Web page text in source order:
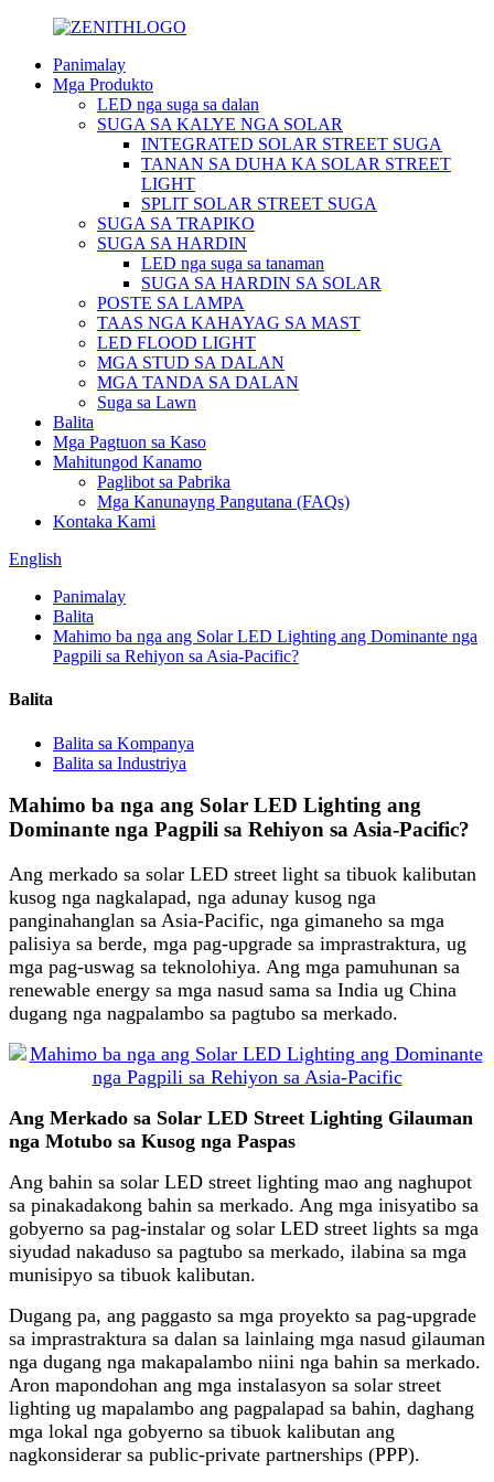
Panimalay
Mga Produkto
LED nga suga sa dalan
SUGA SA KALYE NGA SOLAR
INTEGRATED SOLAR STREET SUGA
TANAN SA DUHA KA SOLAR STREET
LIGHT
SPLIT SOLAR STREET SUGA
SUGA SA TRAPIKO
SUGA SA HARDIN
LED nga suga sa tanaman
SUGA SA HARDIN SA SOLAR
POSTE SA LAMPA
TAAS NGA KAHAYAG SA MAST
LED FLOOD LIGHT
MGA STUD SA DALAN
MGA TANDA SA DALAN
Suga sa Lawn
Balita
Mga Pagtuon sa Kaso
Mahitungod Kanamo
Paglibot sa Pabrika
Mga Kanunayng Pangutana (FAQs)
Kontaka Kami
English
Panimalay
Balita
Mahimo ba nga ang Solar LED Lighting ang Dominante nga
Pagpili sa Rehiyon sa Asia-Pacific?
Balita
Balita sa Kompanya
Balita sa Industriya
Mahimo ba nga ang Solar LED Lighting ang
Dominante nga Pagpili sa Rehiyon sa Asia-Pacific?
Ang merkado sa solar LED street light sa tibuok kalibutan
kusog nga nagkalapad, nga adunay kusog nga
panginahanglan sa Asia-Pacific, nga gimaneho sa mga
palisiya sa berde, mga pag-upgrade sa imprastraktura, ug
mga pag-uswag sa teknolohiya. Ang mga pamuhunan sa
renewable energy sa mga nasud sama sa India ug China
dugang nga nagpalambo sa pagtubo sa merkado.
Ang Merkado sa Solar LED Street Lighting Gilauman
nga Motubo sa Kusog nga Paspas
Ang bahin sa solar LED street lighting mao ang naghupot
sa pinakadakong bahin sa merkado. Ang mga inisyatibo sa
gobyerno sa pag-instalar og solar LED street lights sa mga
siyudad nakaduso sa pagtubo sa merkado, ilabina sa mga
munisipyo sa tibuok kalibutan.
Dugang pa, ang paggasto sa mga proyekto sa pag-upgrade
sa imprastraktura sa dalan sa lainlaing mga nasud gilauman
nga dugang nga makapalambo niini nga bahin sa merkado.
Aron mapondohan ang mga instalasyon sa solar street
lighting ug mapalambo ang pagpalapad sa bahin, daghang
mga lokal nga gobyerno sa tibuok kalibutan ang
nagkonsiderar sa public-private partnerships (PPP).